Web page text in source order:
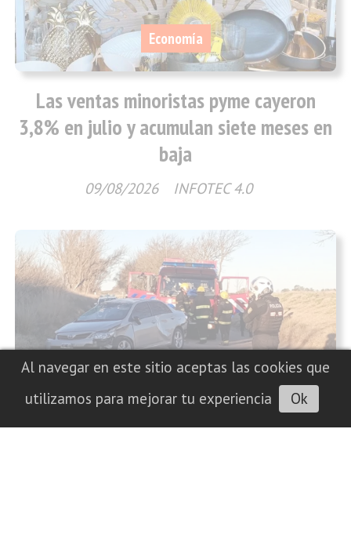
Las ventas minoristas pyme cayeron
3,8% en julio y acumulan siete meses en
baja
INFOTEC 4.0
Economía
09/08/2026
Provinciales
Al navegar en este sitio aceptas las cookies que
utilizamos para mejorar tu experiencia
Ok